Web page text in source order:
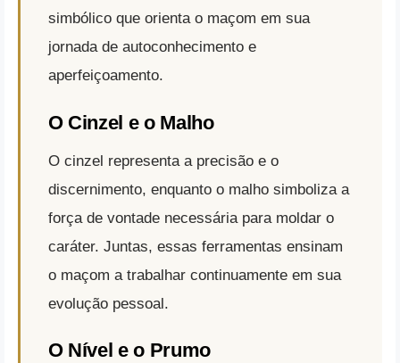
simbólico que orienta o maçom em sua
jornada de autoconhecimento e
aperfeiçoamento.
O Cinzel e o Malho
O cinzel representa a precisão e o
discernimento, enquanto o malho simboliza a
força de vontade necessária para moldar o
caráter. Juntas, essas ferramentas ensinam
o maçom a trabalhar continuamente em sua
evolução pessoal.
O Nível e o Prumo